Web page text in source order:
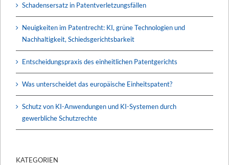
Schadensersatz in Patentverletzungsfällen
Neuigkeiten im Patentrecht: KI, grüne Technologien und
Nachhaltigkeit, Schiedsgerichtsbarkeit
Entscheidungspraxis des einheitlichen Patentgerichts
Was unterscheidet das europäische Einheitspatent?
Schutz von KI-Anwendungen und KI-Systemen durch
gewerbliche Schutzrechte
KATEGORIEN